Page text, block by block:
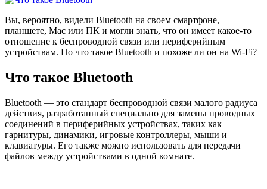
Вы, вероятно, видели Bluetooth на своем смартфоне,
планшете, Mac или ПК и могли знать, что он имеет какое-то
отношение к беспроводной связи или периферийным
устройствам. Но что такое Bluetooth и похоже ли он на Wi-Fi?
Что такое Bluetooth
Bluetooth — это стандарт беспроводной связи малого радиуса
действия, разработанный специально для замены проводных
соединений в периферийных устройствах, таких как
гарнитуры, динамики, игровые контроллеры, мыши и
клавиатуры. Его также можно использовать для передачи
файлов между устройствами в одной комнате.